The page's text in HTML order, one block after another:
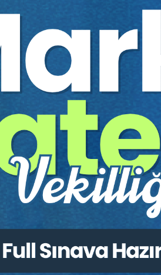
TL
TL
Ekle
Yargıtay Kararları I..
Av. Saadet KARTI
75 TL
45 TL
Sepete Ekle